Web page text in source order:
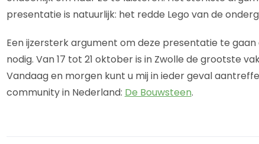
presentatie is natuurlijk: het redde Lego van de
Een ijzersterk argument om deze presentatie te
nodig. Van 17 tot 21 oktober is in Zwolle de grootste
Vandaag en morgen kunt u mij in ieder geval
community in Nederland: De Bouwsteen.